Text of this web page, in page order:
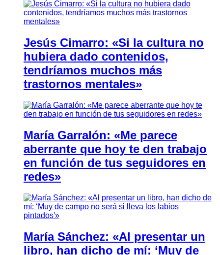
Jesús Cimarro: «Si la cultura no
hubiera dado contenidos,
tendríamos muchos más
trastornos mentales»
María Garralón: «Me parece
aberrante que hoy te den trabajo
en función de tus seguidores en
redes»
María Sánchez: «Al presentar un
libro, han dicho de mí: ‘Muy de